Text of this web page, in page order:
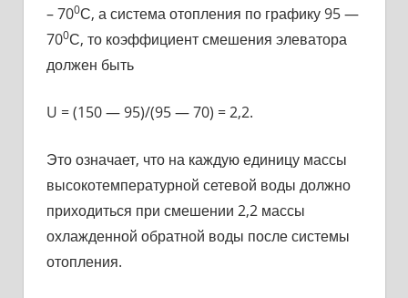
– 700С, а система отопления по графику 95 —
700С, то коэффициент смешения элеватора
должен быть
U = (150 — 95)/(95 — 70) = 2,2.
Это означает, что на каждую единицу массы
высокотемпературной сетевой воды должно
приходиться при смешении 2,2 массы
охлажденной обратной воды после системы
отопления.